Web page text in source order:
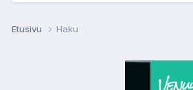
Etusivu Haku